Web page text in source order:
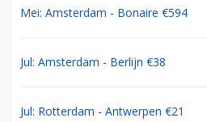
Mei: Amsterdam - Bonaire €594
Jul: Amsterdam - Berlijn €38
Jul: Rotterdam - Antwerpen €21